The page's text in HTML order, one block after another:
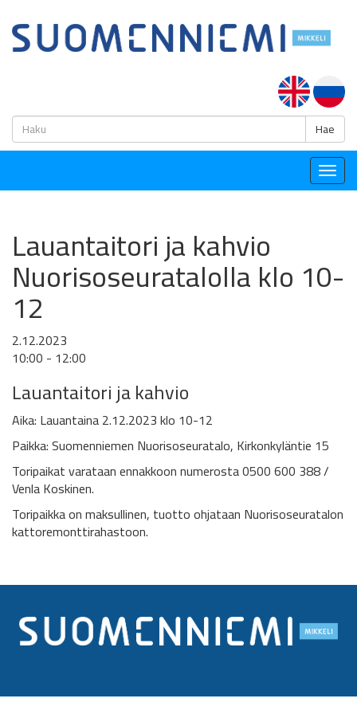
Hae
Lauantaitori ja kahvio
Nuorisoseuratalolla klo 10-
12
2.12.2023
10:00 - 12:00
Lauantaitori ja kahvio
Aika: Lauantaina 2.12.2023 klo 10-12
Paikka: Suomenniemen Nuorisoseuratalo, Kirkonkyläntie 15
Toripaikat varataan ennakkoon numerosta 0500 600 388 /
Venla Koskinen.
Toripaikka on maksullinen, tuotto ohjataan Nuorisoseuratalon
kattoremonttirahastoon.